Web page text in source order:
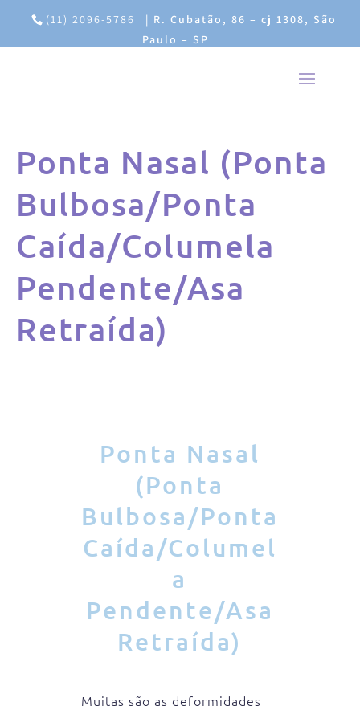
(11) 2096-5786 | R. Cubatão, 86 – cj 1308, São
Paulo – SP
Ponta Nasal (Ponta
Bulbosa/Ponta
Caída/Columela
Pendente/Asa
Retraída)
Ponta Nasal
(Ponta
Bulbosa/Ponta
Caída/Columel
a
Pendente/Asa
Retraída)
Muitas são as deformidades